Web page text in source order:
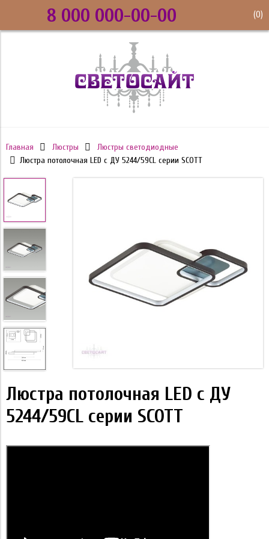
8 000 000-00-00 (0)
Главная Люстры
Люстры светодиодные
Люстра потолочная LED с ДУ 5244/59CL серии SCOTT
Люстра потолочная LED с ДУ
5244/59CL серии SCOTT